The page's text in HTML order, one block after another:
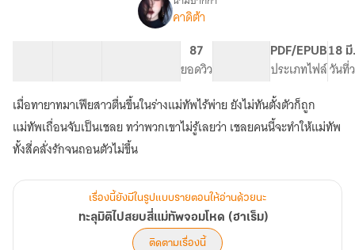
เรื่อง
มิติ
ไป
สยบ
สี่
แม่ทัพ
จอม
โหด
คาดิต้า
87
ยอดวิว
PDF/EPUB
ประเภทไฟล์
18
วันที่
เมื่อทายาทมาเฟียสาวตื่นขึ้นในร่างแม่ทัพไร้พ่าย ยังไม่ทันตั้งตัวก็ถูก
แม่ทัพเถื่อนจับเป็นเชลย ทว่าพวกเขาไม่รู้เลยว่า เชลยคนนี้จะทำให้แม่ทัพ
เรื่องนี้ยังมีในรูปแบบรายตอนให้อ่านด้วยนะ
ทะลุมิติไปสยบสี่แม่ทัพจอมโหด (ฮาเร็ม)
ติดตามเรื่องนี้